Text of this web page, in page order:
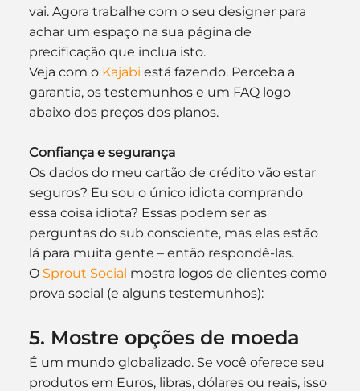
vai. Agora trabalhe com o seu designer para
achar um espaço na sua página de
precificação que inclua isto.
Veja com o Kajabi está fazendo. Perceba a
garantia, os testemunhos e um FAQ logo
abaixo dos preços dos planos.
Confiança e segurança
Os dados do meu cartão de crédito vão estar
seguros? Eu sou o único idiota comprando
essa coisa idiota? Essas podem ser as
perguntas do sub consciente, mas elas estão
lá para muita gente – então respondê-las.
O Sprout Social mostra logos de clientes como
prova social (e alguns testemunhos):
5. Mostre opções de moeda
É um mundo globalizado. Se você oferece seu
produtos em Euros, libras, dólares ou reais, isso